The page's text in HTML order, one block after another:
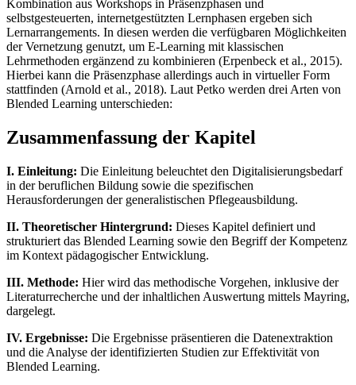
Kombination aus Workshops in Präsenzphasen und
selbstgesteuerten, internetgestützten Lernphasen ergeben sich
Lernarrangements. In diesen werden die verfügbaren Möglichkeiten
der Vernetzung genutzt, um E-Learning mit klassischen
Lehrmethoden ergänzend zu kombinieren (Erpenbeck et al., 2015).
Hierbei kann die Präsenzphase allerdings auch in virtueller Form
stattfinden (Arnold et al., 2018). Laut Petko werden drei Arten von
Blended Learning unterschieden:
Zusammenfassung der Kapitel
I. Einleitung: Die Einleitung beleuchtet den Digitalisierungsbedarf
in der beruflichen Bildung sowie die spezifischen
Herausforderungen der generalistischen Pflegeausbildung.
II. Theoretischer Hintergrund: Dieses Kapitel definiert und
strukturiert das Blended Learning sowie den Begriff der Kompetenz
im Kontext pädagogischer Entwicklung.
III. Methode: Hier wird das methodische Vorgehen, inklusive der
Literaturrecherche und der inhaltlichen Auswertung mittels Mayring,
dargelegt.
IV. Ergebnisse: Die Ergebnisse präsentieren die Datenextraktion
und die Analyse der identifizierten Studien zur Effektivität von
Blended Learning.